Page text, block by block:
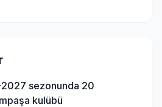
sezonunda 20
kulübü